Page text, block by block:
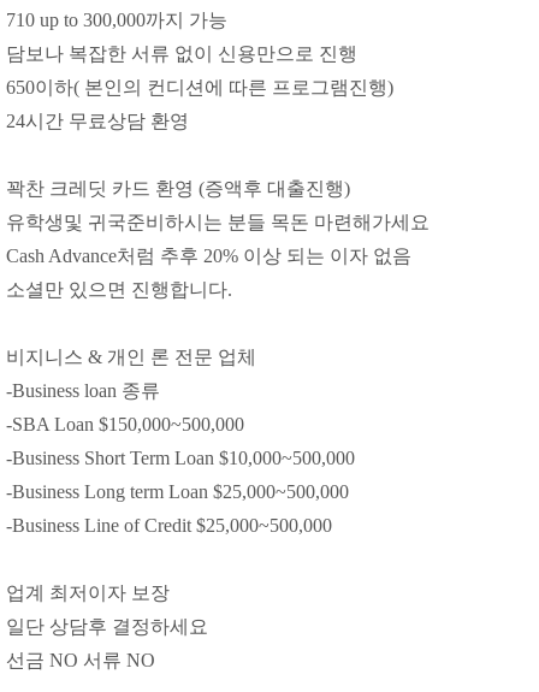
710 up to 300,000까지 가능
담보나 복잡한 서류 없이 신용만으로 진행
650이하( 본인의 컨디션에 따른 프로그램진행)
24시간 무료상담 환영
꽉찬 크레딧 카드 환영 (증액후 대출진행)
유학생및 귀국준비하시는 분들 목돈 마련해가세요
Cash Advance처럼 추후 20% 이상 되는 이자 없음
소셜만 있으면 진행합니다.
비지니스 & 개인 론 전문 업체
-Business loan 종류
-SBA Loan $150,000~500,000
-Business Short Term Loan $10,000~500,000
-Business Long term Loan $25,000~500,000
-Business Line of Credit $25,000~500,000
업계 최저이자 보장
일단 상담후 결정하세요
선금 NO 서류 NO